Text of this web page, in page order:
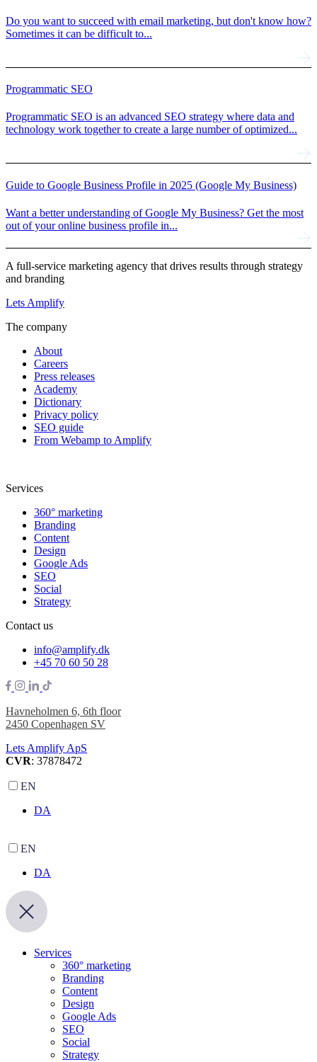
Do you want to succeed with email marketing, but don't know how?
Sometimes it can be difficult to...
Programmatic SEO
Programmatic SEO is an advanced SEO strategy where data and
technology work together to create a large number of optimized...
Guide to Google Business Profile in 2025 (Google My Business)
Want a better understanding of Google My Business? Get the most
out of your online business profile in...
A full-service marketing agency that drives results through strategy
and branding
Lets Amplify
The company
About
Careers
Press releases
Academy
Dictionary
Privacy policy
SEO guide
From Webamp to Amplify
Services
360° marketing
Branding
Content
Design
Google Ads
SEO
Social
Strategy
Contact us
info@amplify.dk
+45 70 60 50 28
Havneholmen 6, 6th floor
2450 Copenhagen SV
Lets Amplify ApS
CVR: 37878472
EN
DA
EN
DA
Services
360° marketing
Branding
Content
Design
Google Ads
SEO
Social
Strategy